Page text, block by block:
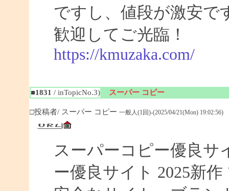
ですし、値段が激安で
歓迎してご光臨！
https://kmuzaka.com/
■1831 / inTopicNo.3) スーパー コピー
□投稿者/ スーパー コピー 一般人(1回)-(2025/04/21(Mon) 19:02:56)
スーパーコピー優良サ
ー優良サイト 2025新